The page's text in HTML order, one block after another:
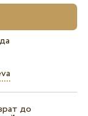
до